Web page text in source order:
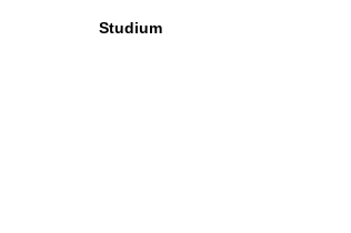
Studium